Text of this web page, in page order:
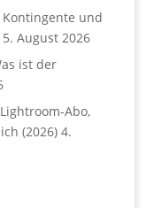
und
5. August 2026
ist der
Abo,
(2026) 4.